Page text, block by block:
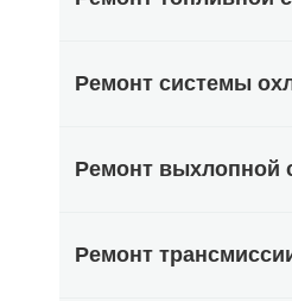
Ремонт системы
Ремонт выхлопной
Ремонт